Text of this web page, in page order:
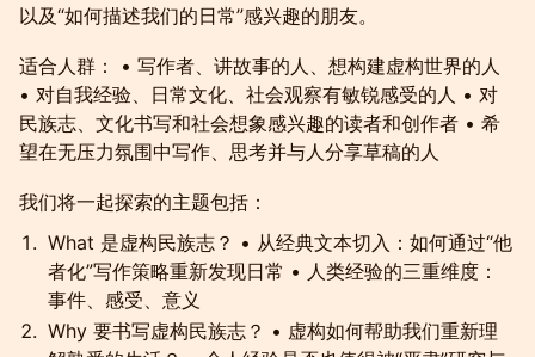
以及“如何描述我们的日常”感兴趣的朋友。
适合人群： • 写作者、讲故事的人、想构建虚构世界的人
• 对自我经验、日常文化、社会观察有敏锐感受的人 • 对
民族志、文化书写和社会想象感兴趣的读者和创作者 • 希
望在无压力氛围中写作、思考并与人分享草稿的人
我们将一起探索的主题包括：
What 是虚构民族志？ • 从经典文本切入：如何通过“他
者化”写作策略重新发现日常 • 人类经验的三重维度：
事件、感受、意义
Why 要书写虚构民族志？ • 虚构如何帮助我们重新理